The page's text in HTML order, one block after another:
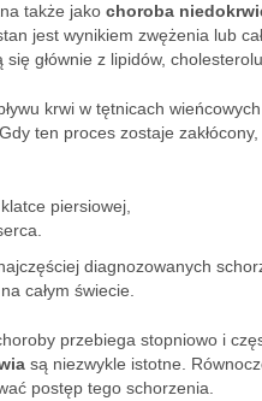
także jako choroba
jest wynikiem zwężenia lub
się głównie z lipidów,
krwi w tętnicach
ten proces zostaje
piersiowej,
diagnozowanych
całym świecie.
przebiega stopniowo i
są niezwykle istotne.
postęp tego schorzenia.